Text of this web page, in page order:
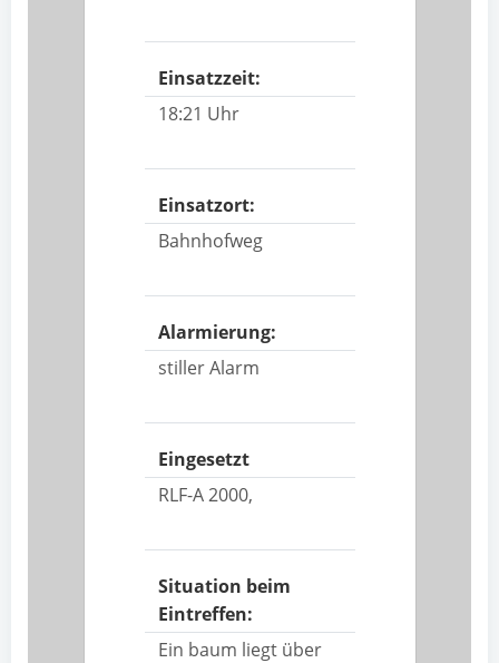
Einsatzzeit:
18:21 Uhr
Einsatzort:
Bahnhofweg
Alarmierung:
stiller Alarm
Eingesetzt
RLF-A 2000,
Situation beim
Eintreffen:
Ein baum liegt über